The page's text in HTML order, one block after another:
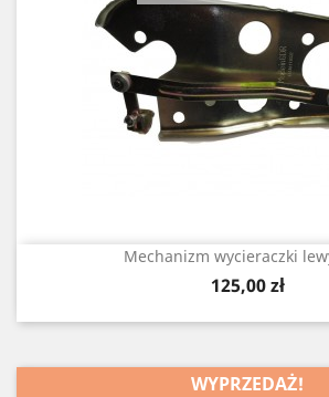
Mechanizm wycieraczki
Cena
125,00 zł
WYPRZEDAŻ!